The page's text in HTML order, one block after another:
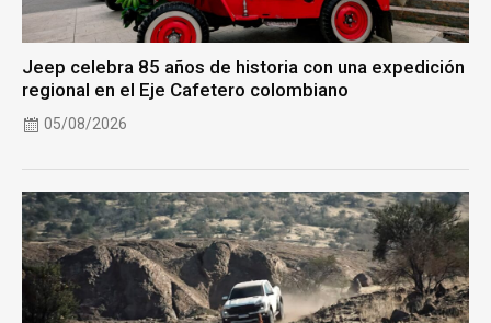
Jeep celebra 85 años de historia con una expedición
regional en el Eje Cafetero colombiano
05/08/2026